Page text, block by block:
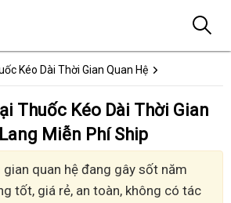
Kéo Dài Thời Gian Quan Hệ
Thuốc Kéo Dài Thời Gian
Miễn Phí Ship
quan hệ đang gây sốt năm
tốt, giá rẻ, an toàn, không có tác